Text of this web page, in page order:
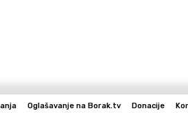
Oglašavanje na Borak.tv Donacije